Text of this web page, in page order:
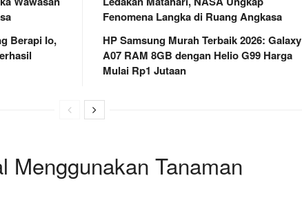
Berapi Io,
Fenomena Langka di Ruang Angkasa
HP Samsung Murah Terbaik 2026: Galaxy
A07 RAM 8GB dengan Helio G99 Harga
Mulai Rp1 Jutaan
Menggunakan Tanaman